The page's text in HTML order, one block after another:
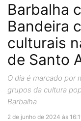
Barbalha
Bandeira
culturais
de Santo
O dia é marcado por
grupos da cultura
Barbalha
2 de junho de 2024 às